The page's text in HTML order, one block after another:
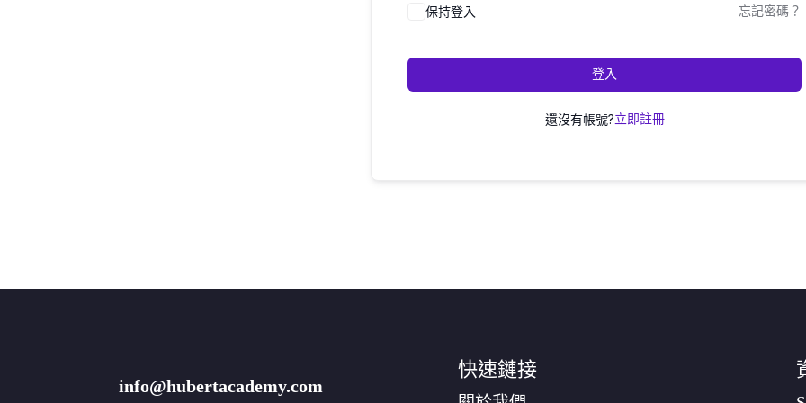
保持登入 忘記密碼？
登入
還沒有帳號?立即註冊
info@hubertacademy.com
快速鏈接